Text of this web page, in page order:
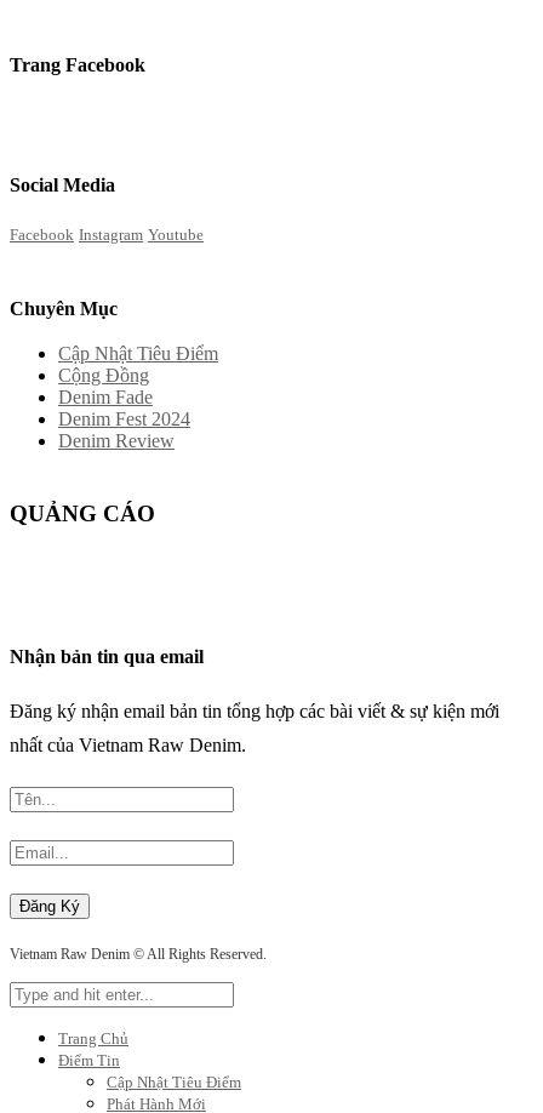
Trang Facebook
Social Media
Facebook Instagram Youtube
Chuyên Mục
Cập Nhật Tiêu Điểm
Cộng Đồng
Denim Fade
Denim Fest 2024
Denim Review
QUẢNG CÁO
Nhận bản tin qua email
Đăng ký nhận email bản tin tổng hợp các bài viết & sự kiện mới
nhất của Vietnam Raw Denim.
Vietnam Raw Denim © All Rights Reserved.
Trang Chủ
Điểm Tin
Cập Nhật Tiêu Điểm
Phát Hành Mới